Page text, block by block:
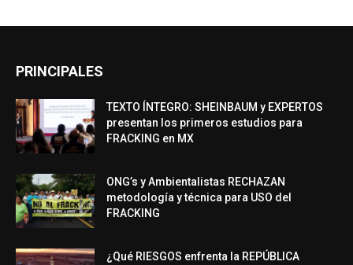
PRINCIPALES
TEXTO ÍNTEGRO: SHEINBAUM y EXPERTOS
presentan los primeros estudios para
FRACKING en MX
ONG’s y Ambientalistas RECHAZAN
metodología y técnica para USO del
FRACKING
¿Qué RIESGOS enfrenta la REPÚBLICA